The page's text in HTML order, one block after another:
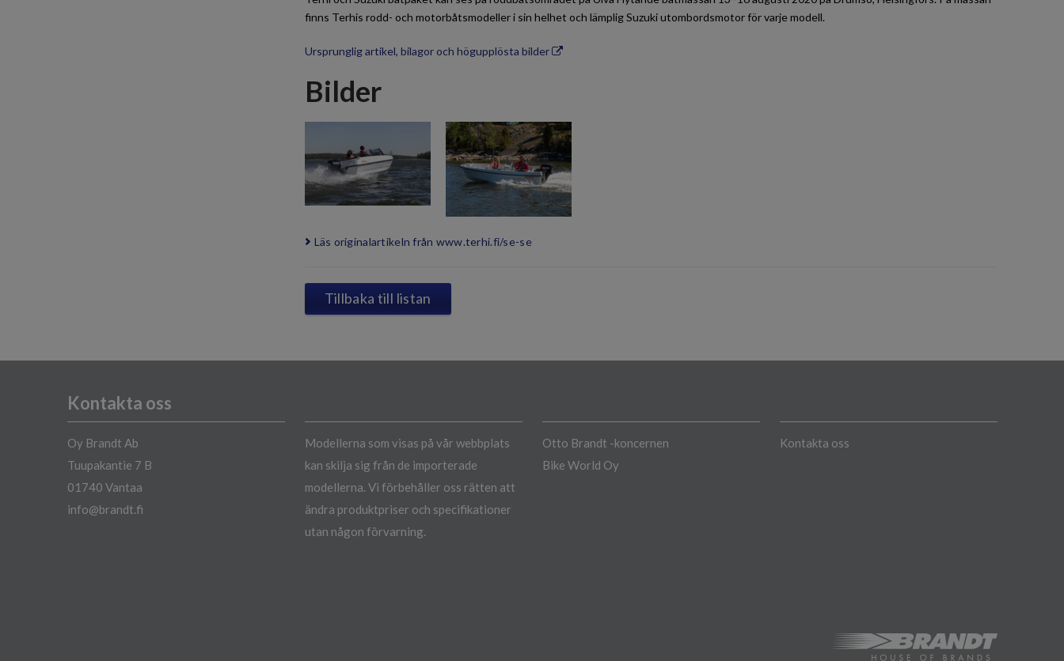
finns Terhis rodd- och motorbåtsmodeller i sin helhet och lämplig Suzuki utombordsmotor för varje modell.
Ursprunglig artikel, bilagor och högupplösta bilder
Bilder
Läs originalartikeln från www.terhi.fi/se-se
Tillbaka till listan
Kontakta oss
Oy Brandt Ab
Tuupakantie 7 B
01740 Vantaa
info@brandt.fi
Modellerna som visas på vår webbplats
kan skilja sig från de importerade
modellerna. Vi förbehåller oss rätten att
ändra produktpriser och specifikationer
utan någon förvarning.
Otto Brandt -koncernen
Bike World Oy
Kontakta oss